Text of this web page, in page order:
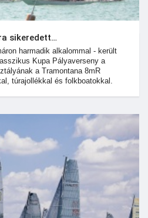
sikeredett…
harmadik alkalommal - került
Kupa Pályaverseny a
a Tramontana 8mR
túrajollékkal és folkboatokkal.